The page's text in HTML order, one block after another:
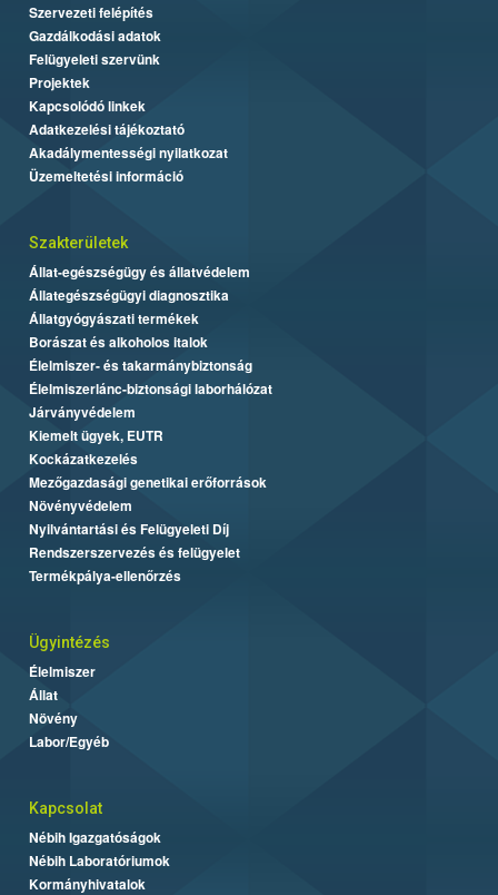
Szervezeti felépítés
Gazdálkodási adatok
Felügyeleti szervünk
Projektek
Kapcsolódó linkek
Adatkezelési tájékoztató
Akadálymentességi nyilatkozat
Üzemeltetési információ
Szakterületek
Állat-egészségügy és állatvédelem
Állategészségügyi diagnosztika
Állatgyógyászati termékek
Borászat és alkoholos italok
Élelmiszer- és takarmánybiztonság
Élelmiszerlánc-biztonsági laborhálózat
Járványvédelem
Kiemelt ügyek, EUTR
Kockázatkezelés
Mezőgazdasági genetikai erőforrások
Növényvédelem
Nyilvántartási és Felügyeleti Díj
Rendszerszervezés és felügyelet
Termékpálya-ellenőrzés
Ügyintézés
Élelmiszer
Állat
Növény
Labor/Egyéb
Kapcsolat
Nébih Igazgatóságok
Nébih Laboratóriumok
Kormányhivatalok